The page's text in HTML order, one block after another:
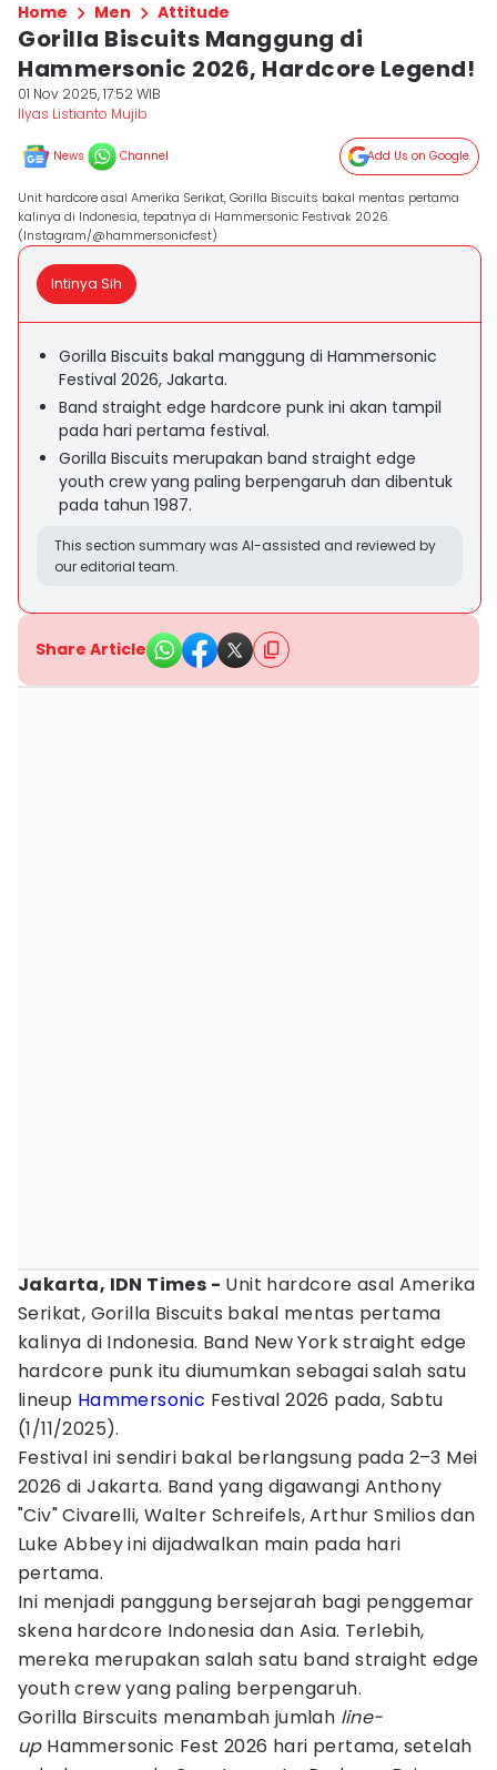
Home Men Attitude
Gorilla Biscuits Manggung di
Hammersonic 2026, Hardcore Legend!
01 Nov 2025, 17:52 WIB
Ilyas Listianto Mujib
News Channel Add Us on Google
Unit hardcore asal Amerika Serikat, Gorilla Biscuits bakal mentas pertama
kalinya di Indonesia, tepatnya di Hammersonic Festivak 2026.
(Instagram/@hammersonicfest)
Intinya Sih
Gorilla Biscuits bakal manggung di Hammersonic
Festival 2026, Jakarta.
Band straight edge hardcore punk ini akan tampil
pada hari pertama festival.
Gorilla Biscuits merupakan band straight edge
youth crew yang paling berpengaruh dan dibentuk
pada tahun 1987.
This section summary was AI-assisted and reviewed by
our editorial team.
Share Article
Jakarta, IDN Times - Unit hardcore asal Amerika
Serikat, Gorilla Biscuits bakal mentas pertama
kalinya di Indonesia. Band New York straight edge
hardcore punk itu diumumkan sebagai salah satu
lineup Hammersonic Festival 2026 pada, Sabtu
(1/11/2025).
Festival ini sendiri bakal berlangsung pada 2–3 Mei
2026 di Jakarta. Band yang digawangi Anthony
"Civ" Civarelli, Walter Schreifels, Arthur Smilios dan
Luke Abbey ini dijadwalkan main pada hari
pertama.
Ini menjadi panggung bersejarah bagi penggemar
skena hardcore Indonesia dan Asia. Terlebih,
mereka merupakan salah satu band straight edge
youth crew yang paling berpengaruh.
Gorilla Birscuits menambah jumlah line-
upHammersonic Fest 2026 hari pertama, setelah